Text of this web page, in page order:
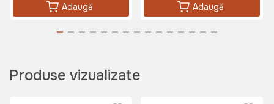
Adaugă Adaugă
Produse vizualizate